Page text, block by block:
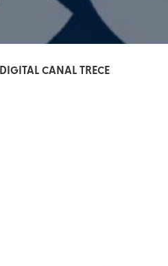
DIGITAL CANAL TRECE